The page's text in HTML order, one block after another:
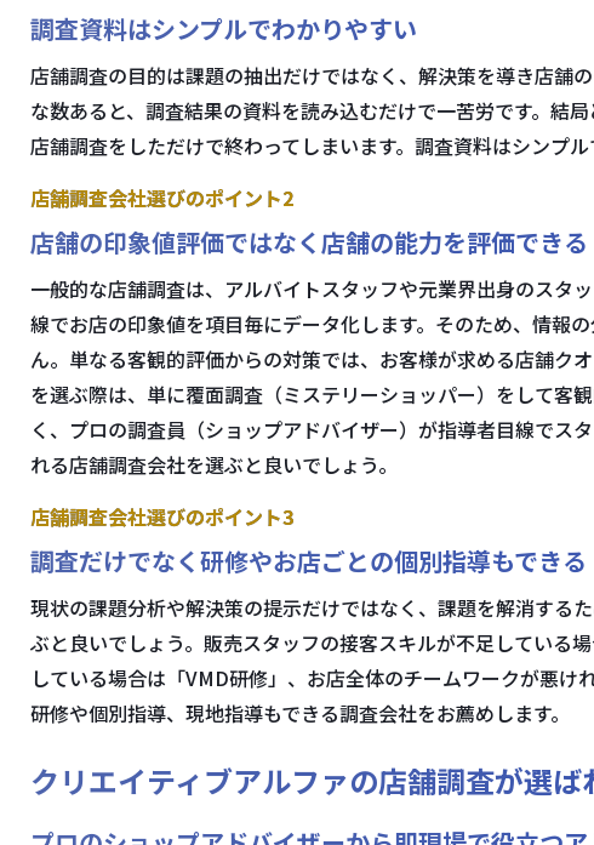
調査資料はシンプルでわかりやすい
店舗調査の目的は課題の抽出だけではなく、解決策を導き店舗
な数あると、調査結果の資料を読み込むだけで一苦労です。結
店舗調査をしただけで終わってしまいます。調査資料はシンプ
店舗調査会社選びのポイント2
店舗の印象値評価ではなく店舗の能力を評価できる
一般的な店舗調査は、アルバイトスタッフや元業界出身のスタ
線でお店の印象値を項目毎にデータ化します。そのため、情報
ん。単なる客観的評価からの対策では、お客様が求める店舗ク
を選ぶ際は、単に覆面調査（ミステリーショッパー）をして客
く、プロの調査員（ショップアドバイザー）が指導者目線でス
れる店舗調査会社を選ぶと良いでしょう。
店舗調査会社選びのポイント3
調査だけでなく研修やお店ごとの個別指導もできる
現状の課題分析や解決策の提示だけではなく、課題を解消する
ぶと良いでしょう。販売スタッフの接客スキルが不足している
している場合は「VMD研修」、お店全体のチームワークが悪け
研修や個別指導、現地指導もできる調査会社をお薦めします。
クリエイティブアルファの店舗調査が選